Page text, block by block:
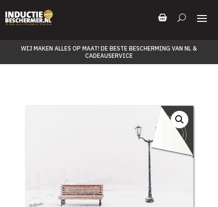
WIJ MAKEN ALLES OP MAAT! DE BESTE BESCHERMING VAN NL &
CADEAUSERVICE